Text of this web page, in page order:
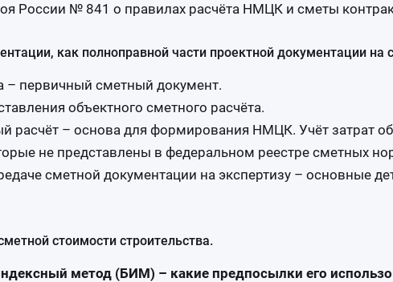
России № 841 о правилах расчёта НМЦК и сметы
как полноправной части проектной документации на
– первичный сметный документ.
объектного сметного расчёта.
расчёт – основа для формирования НМЦК. Учёт затрат
не представлены в федеральном реестре сметных
сметной документации на экспертизу – основные
стоимости строительства.
метод (БИМ) – какие предпосылки его